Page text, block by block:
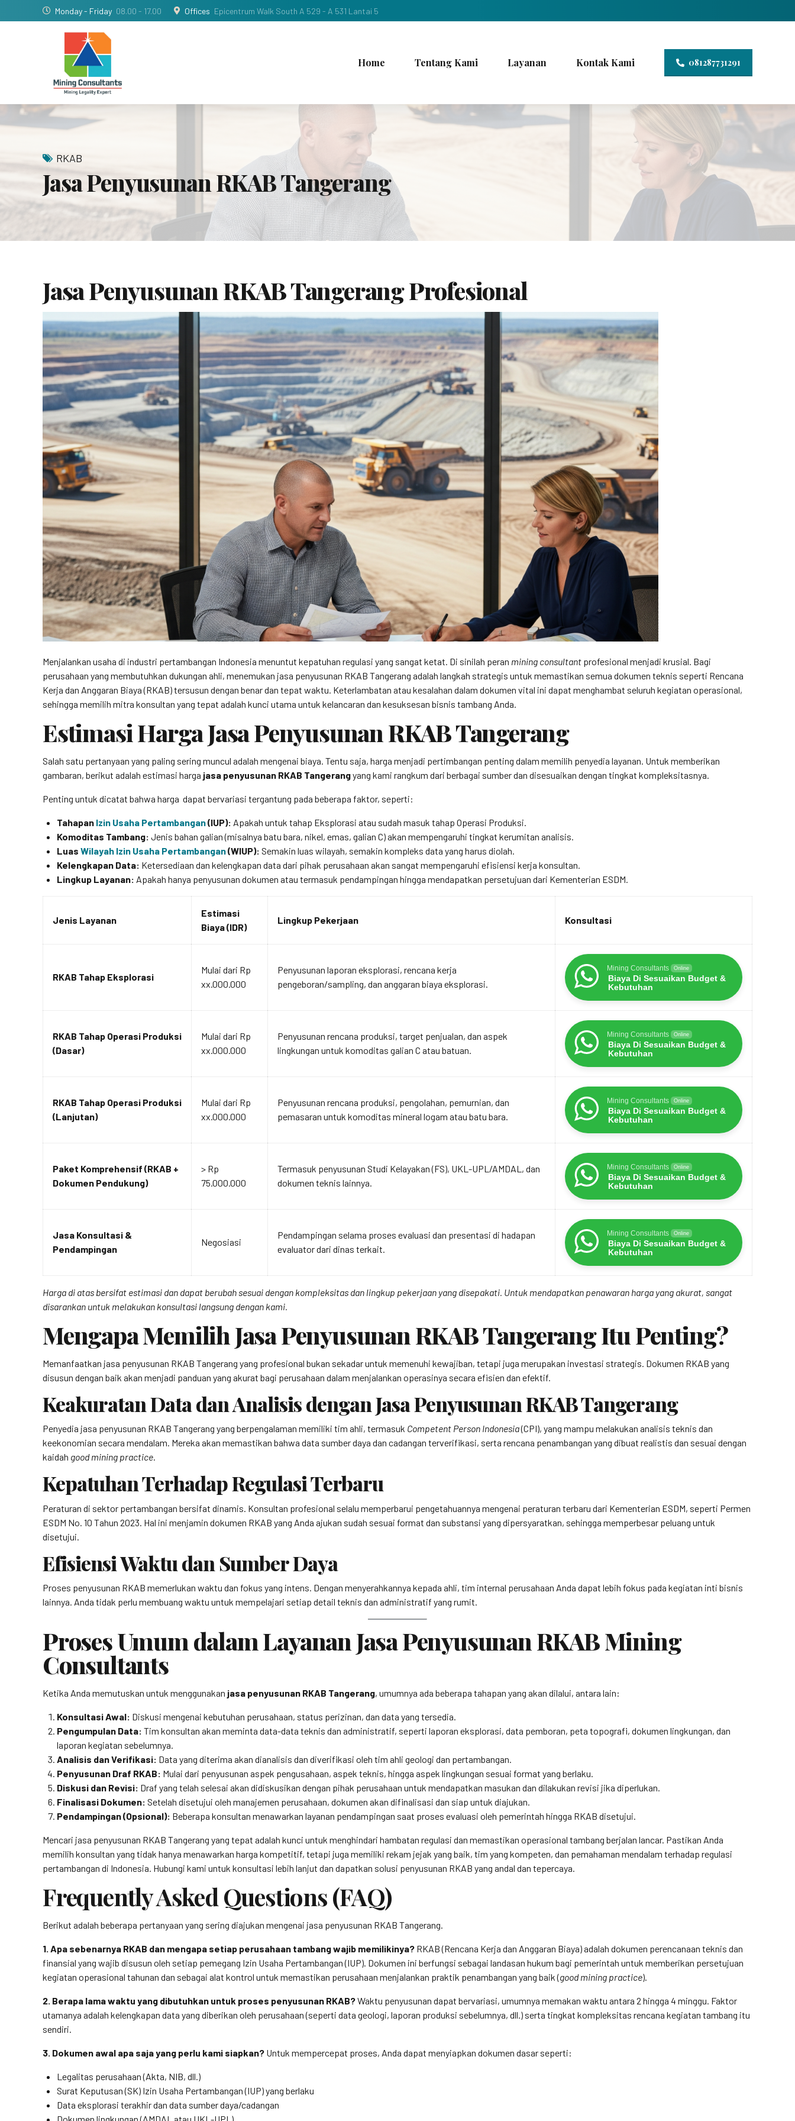
Monday - Friday 08.00 - 17.00 Offices Epicentrum Walk South A 529 - A 531 Lantai 5
081287731291
Home Tentang Kami Layanan Kontak Kami
RKAB
Jasa Penyusunan RKAB Tangerang
Jasa Penyusunan RKAB Tangerang Profesional
Menjalankan usaha di industri pertambangan Indonesia menuntut kepatuhan regulasi yang sangat ketat. Di sinilah peran mining consultant profesional menjadi krusial. Bagi
perusahaan yang membutuhkan dukungan ahli, menemukan jasa penyusunan RKAB Tangerang adalah langkah strategis untuk memastikan semua dokumen teknis seperti Rencana
Kerja dan Anggaran Biaya (RKAB) tersusun dengan benar dan tepat waktu. Keterlambatan atau kesalahan dalam dokumen vital ini dapat menghambat seluruh kegiatan operasional,
sehingga memilih mitra konsultan yang tepat adalah kunci utama untuk kelancaran dan kesuksesan bisnis tambang Anda.
Estimasi Harga Jasa Penyusunan RKAB Tangerang
Salah satu pertanyaan yang paling sering muncul adalah mengenai biaya. Tentu saja, harga menjadi pertimbangan penting dalam memilih penyedia layanan. Untuk memberikan
gambaran, berikut adalah estimasi harga jasa penyusunan RKAB Tangerangyang kami rangkum dari berbagai sumber dan disesuaikan dengan tingkat kompleksitasnya.
Penting untuk dicatat bahwa harga dapat bervariasi tergantung pada beberapa faktor, seperti:
Tahapan Izin Usaha Pertambangan(IUP): Apakah untuk tahap Eksplorasi atau sudah masuk tahap Operasi Produksi.
Komoditas Tambang: Jenis bahan galian (misalnya batu bara, nikel, emas, galian C) akan mempengaruhi tingkat kerumitan analisis.
Luas Wilayah Izin Usaha Pertambangan(WIUP): Semakin luas wilayah, semakin kompleks data yang harus diolah.
Kelengkapan Data: Ketersediaan dan kelengkapan data dari pihak perusahaan akan sangat mempengaruhi efisiensi kerja konsultan.
Lingkup Layanan: Apakah hanya penyusunan dokumen atau termasuk pendampingan hingga mendapatkan persetujuan dari Kementerian ESDM.
Jenis Layanan
Estimasi
Biaya (IDR)
Lingkup Pekerjaan Konsultasi
RKAB Tahap Eksplorasi
Mulai dari Rp
xx.000.000
Penyusunan laporan eksplorasi, rencana kerja
pengeboran/sampling, dan anggaran biaya eksplorasi.
Mining Consultants Online
Biaya Di Sesuaikan Budget &
Kebutuhan
RKAB Tahap Operasi Produksi
(Dasar)
Mulai dari Rp
xx.000.000
Penyusunan rencana produksi, target penjualan, dan aspek
lingkungan untuk komoditas galian C atau batuan.
Mining Consultants Online
Biaya Di Sesuaikan Budget &
Kebutuhan
RKAB Tahap Operasi Produksi
(Lanjutan)
Mulai dari Rp
xx.000.000
Penyusunan rencana produksi, pengolahan, pemurnian, dan
pemasaran untuk komoditas mineral logam atau batu bara.
Mining Consultants Online
Biaya Di Sesuaikan Budget &
Kebutuhan
Paket Komprehensif (RKAB +
Dokumen Pendukung)
> Rp
75.000.000
Termasuk penyusunan Studi Kelayakan (FS), UKL-UPL/AMDAL, dan
dokumen teknis lainnya.
Mining Consultants Online
Biaya Di Sesuaikan Budget &
Kebutuhan
Jasa Konsultasi &
Pendampingan
Negosiasi
Pendampingan selama proses evaluasi dan presentasi di hadapan
evaluator dari dinas terkait.
Mining Consultants Online
Biaya Di Sesuaikan Budget &
Kebutuhan
Harga di atas bersifat estimasi dan dapat berubah sesuai dengan kompleksitas dan lingkup pekerjaan yang disepakati. Untuk mendapatkan penawaran harga yang akurat, sangat
disarankan untuk melakukan konsultasi langsung dengan kami.
Mengapa Memilih Jasa Penyusunan RKAB Tangerang Itu Penting?
Memanfaatkan jasa penyusunan RKAB Tangerang yang profesional bukan sekadar untuk memenuhi kewajiban, tetapi juga merupakan investasi strategis. Dokumen RKAB yang
disusun dengan baik akan menjadi panduan yang akurat bagi perusahaan dalam menjalankan operasinya secara efisien dan efektif.
Keakuratan Data dan Analisis dengan Jasa Penyusunan RKAB Tangerang
Penyedia jasa penyusunan RKAB Tangerang yang berpengalaman memiliki tim ahli, termasuk Competent Person Indonesia(CPI), yang mampu melakukan analisis teknis dan
keekonomian secara mendalam. Mereka akan memastikan bahwa data sumber daya dan cadangan terverifikasi, serta rencana penambangan yang dibuat realistis dan sesuai dengan
kaidah good mining practice.
Kepatuhan Terhadap Regulasi Terbaru
Peraturan di sektor pertambangan bersifat dinamis. Konsultan profesional selalu memperbarui pengetahuannya mengenai peraturan terbaru dari Kementerian ESDM, seperti Permen
ESDM No. 10 Tahun 2023. Hal ini menjamin dokumen RKAB yang Anda ajukan sudah sesuai format dan substansi yang dipersyaratkan, sehingga memperbesar peluang untuk
disetujui.
Efisiensi Waktu dan Sumber Daya
Proses penyusunan RKAB memerlukan waktu dan fokus yang intens. Dengan menyerahkannya kepada ahli, tim internal perusahaan Anda dapat lebih fokus pada kegiatan inti bisnis
lainnya. Anda tidak perlu membuang waktu untuk mempelajari setiap detail teknis dan administratif yang rumit.
Proses Umum dalam Layanan Jasa Penyusunan RKAB Mining
Consultants
Ketika Anda memutuskan untuk menggunakan jasa penyusunan RKAB Tangerang, umumnya ada beberapa tahapan yang akan dilalui, antara lain:
Konsultasi Awal: Diskusi mengenai kebutuhan perusahaan, status perizinan, dan data yang tersedia.
Pengumpulan Data: Tim konsultan akan meminta data-data teknis dan administratif, seperti laporan eksplorasi, data pemboran, peta topografi, dokumen lingkungan, dan
laporan kegiatan sebelumnya.
Analisis dan Verifikasi: Data yang diterima akan dianalisis dan diverifikasi oleh tim ahli geologi dan pertambangan.
Penyusunan Draf RKAB: Mulai dari penyusunan aspek pengusahaan, aspek teknis, hingga aspek lingkungan sesuai format yang berlaku.
Diskusi dan Revisi: Draf yang telah selesai akan didiskusikan dengan pihak perusahaan untuk mendapatkan masukan dan dilakukan revisi jika diperlukan.
Finalisasi Dokumen: Setelah disetujui oleh manajemen perusahaan, dokumen akan difinalisasi dan siap untuk diajukan.
Pendampingan (Opsional): Beberapa konsultan menawarkan layanan pendampingan saat proses evaluasi oleh pemerintah hingga RKAB disetujui.
Mencari jasa penyusunan RKAB Tangerang yang tepat adalah kunci untuk menghindari hambatan regulasi dan memastikan operasional tambang berjalan lancar. Pastikan Anda
memilih konsultan yang tidak hanya menawarkan harga kompetitif, tetapi juga memiliki rekam jejak yang baik, tim yang kompeten, dan pemahaman mendalam terhadap regulasi
pertambangan di Indonesia. Hubungi kami untuk konsultasi lebih lanjut dan dapatkan solusi penyusunan RKAB yang andal dan tepercaya.
Frequently Asked Questions (FAQ)
Berikut adalah beberapa pertanyaan yang sering diajukan mengenai jasa penyusunan RKAB Tangerang.
1. Apa sebenarnya RKAB dan mengapa setiap perusahaan tambang wajib memilikinya? RKAB (Rencana Kerja dan Anggaran Biaya) adalah dokumen perencanaan teknis dan
finansial yang wajib disusun oleh setiap pemegang Izin Usaha Pertambangan (IUP). Dokumen ini berfungsi sebagai landasan hukum bagi pemerintah untuk memberikan persetujuan
kegiatan operasional tahunan dan sebagai alat kontrol untuk memastikan perusahaan menjalankan praktik penambangan yang baik (good mining practice).
2. Berapa lama waktu yang dibutuhkan untuk proses penyusunan RKAB?Waktu penyusunan dapat bervariasi, umumnya memakan waktu antara 2 hingga 4 minggu. Faktor
utamanya adalah kelengkapan data yang diberikan oleh perusahaan (seperti data geologi, laporan produksi sebelumnya, dll.) serta tingkat kompleksitas rencana kegiatan tambang itu
sendiri.
3. Dokumen awal apa saja yang perlu kami siapkan? Untuk mempercepat proses, Anda dapat menyiapkan dokumen dasar seperti:
Legalitas perusahaan (Akta, NIB, dll.)
Surat Keputusan (SK) Izin Usaha Pertambangan (IUP) yang berlaku
Data eksplorasi terakhir dan data sumber daya/cadangan